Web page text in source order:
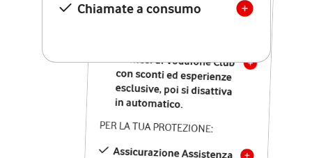
Chiamate a consumo
nazionali
12 mesi di Vodafone Club
con sconti ed esperienze
esclusive, poi si disattiva
in automatico.
PER LA TUA PROTEZIONE:
Assicurazione Assistenza